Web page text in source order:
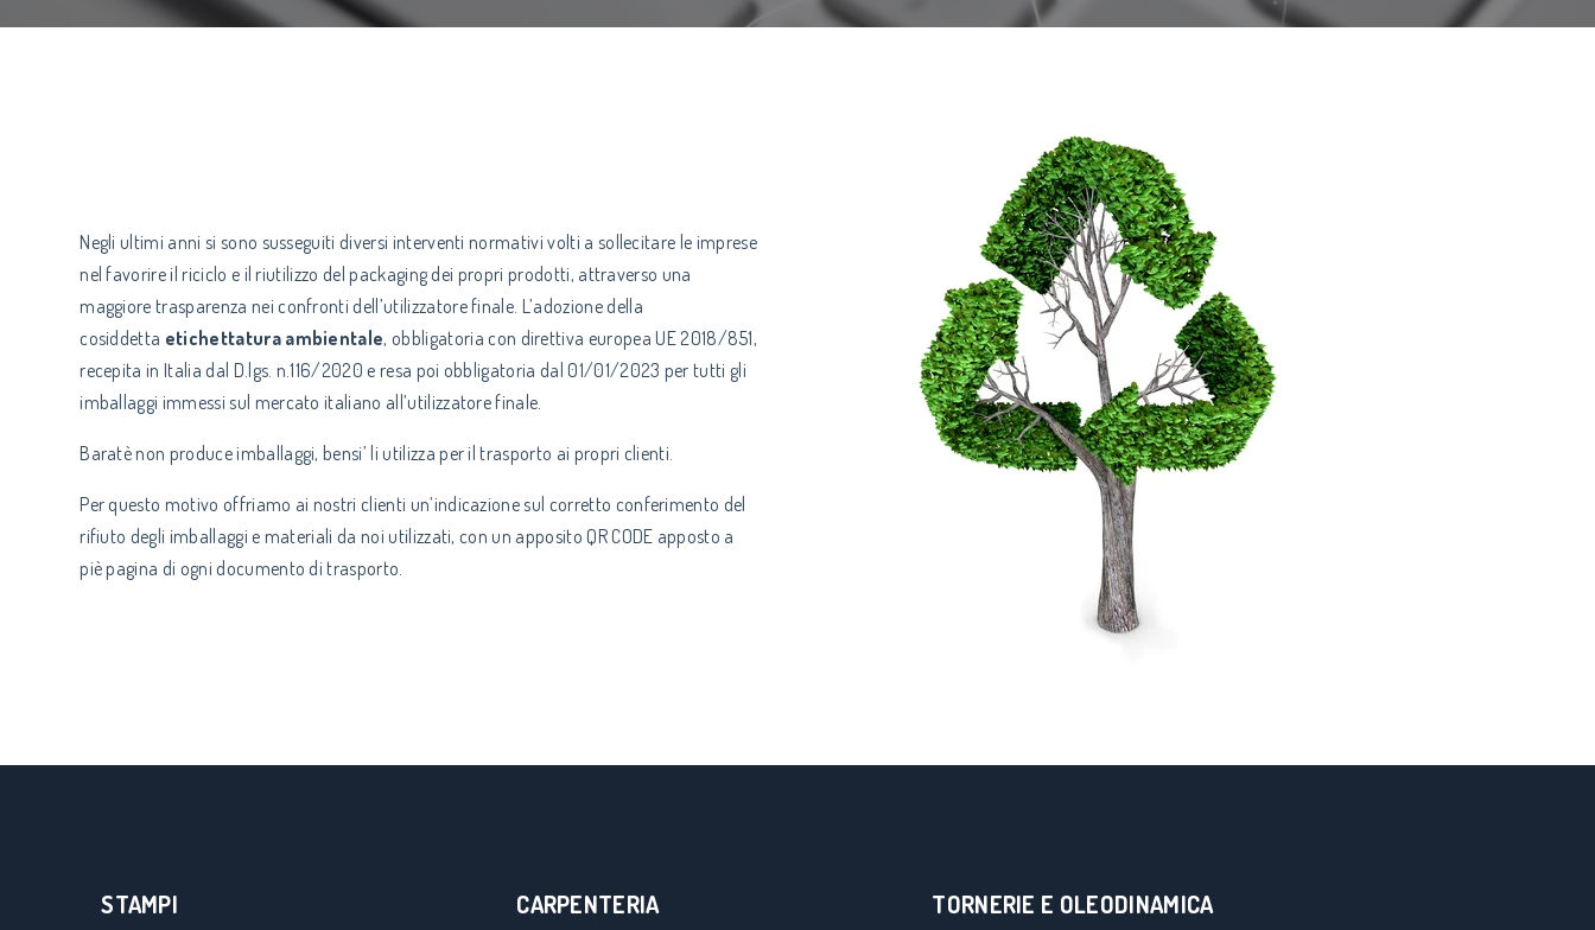
Negli ultimi anni si sono susseguiti diversi interventi normativi volti a sollecitare le imprese
nel favorire il riciclo e il riutilizzo del packaging dei propri prodotti, attraverso una
maggiore trasparenza nei confronti dell’utilizzatore finale. L’adozione della
cosiddetta etichettatura ambientale, obbligatoria con direttiva europea UE 2018/851,
recepita in Italia dal D.lgs. n.116/2020 e resa poi obbligatoria dal 01/01/2023 per tutti gli
imballaggi immessi sul mercato italiano all’utilizzatore finale.
Baratè non produce imballaggi, bensi’ li utilizza per il trasporto ai propri clienti.
Per questo motivo offriamo ai nostri clienti un’indicazione sul corretto conferimento del
rifiuto degli imballaggi e materiali da noi utilizzati, con un apposito QR CODE apposto a
piè pagina di ogni documento di trasporto.
STAMPI CARPENTERIA TORNERIE E OLEODINAMICA